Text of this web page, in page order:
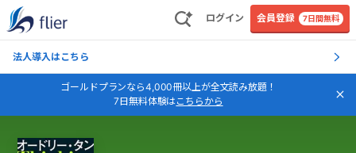
ログイン 会員登録 7日間無料
法人導入はこちら
ゴールドプランなら4,000冊以上が全文読み放題！
7日無料体験はこちらから